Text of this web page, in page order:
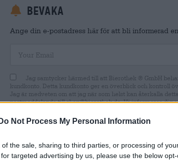
Do Not Process My Personal Information
the sale, sharing to third parties, or processing of
targeted advertising by us, please use the below
Bevaka
Ange din e-postadress här för att bli informerad
Jag samtycker härmed till att Bierothek ® GmbH
kundkonto. Detta kundkonto ger en överblick och kontroll
Jag är medveten om att jag när som helst kan återkalla
postmeddelande till shop@bierothek.de. Vi informerar dig
lagligheten av den behandling som utförs på grundval av
information finns i vårdataskyddsdeklaration